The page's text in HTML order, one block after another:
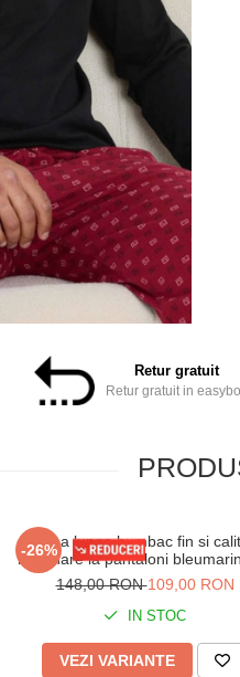
Retur gratuit
Retur gratuit in
-26%
Pijama lunga bumbac fin si
buzunare la pantaloni
148,00 RON109,00 RON
IN STOC
VEZI VARIANTE